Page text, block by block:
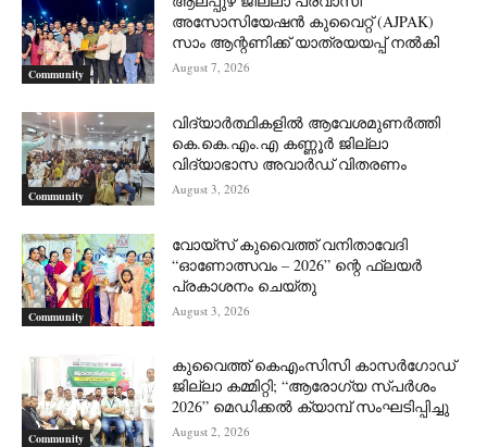
Community
അസോസിയേഷൻ കുവൈറ്റ് (AJPAK)
സാം ആന്റണിക്ക് യാത്രയയപ്പ് നൽകി
August 7, 2026
Community
വിദ്യാർത്ഥികളിൽ ആവേശമുണർത്തി
കെ.കെ.എം.എ കണ്ണൂർ ജില്ലാ
വിദ്യാഭാസ അവാർഡ് വിതരണം
August 3, 2026
Community
വോയ്സ് കുവൈത്ത് വനിതാവേദി
“ഓണോത്സവം – 2026” ന്റെ ഫ്ലയർ
പ്രകാശനം ചെയ്തു
August 3, 2026
Community
കുവൈത്ത് കെഎംസിസി കാസർഗോഡ്
ജില്ലാ കമ്മിറ്റി; “ആരോഗ്യ സ്പർശം
2026” മെഡിക്കൽ ക്യാമ്പ് സംഘടിപ്പിച്ചു
August 2, 2026